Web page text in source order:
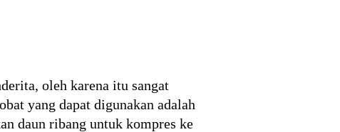
oleh karena itu sangat
yang dapat digunakan adalah
daun ribang untuk kompres ke